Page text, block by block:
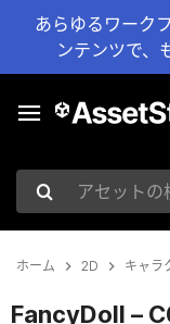
あらゆるワーク
ンテンツで、
アセットの検索
ホーム 2D キャラ
FancyDoll –